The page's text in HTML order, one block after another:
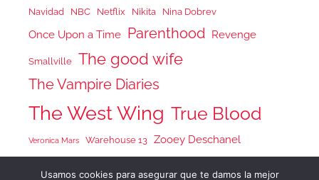
Navidad NBC Netflix Nikita Nina Dobrev
Once Upon a Time Parenthood Revenge
Smallville The good wife
The Vampire Diaries
The West Wing True Blood
Veronica Mars Warehouse 13 Zooey Deschanel
Usamos cookies para asegurar que te damos la mejor